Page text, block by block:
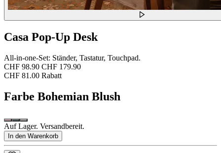
Casa Pop-Up Desk
All-in-one-Set: Ständer, Tastatur, Touchpad.
CHF 98.90 CHF 179.90
CHF 81.00 Rabatt
Farbe Bohemian Blush
Auf Lager. Versandbereit.
In den Warenkorb